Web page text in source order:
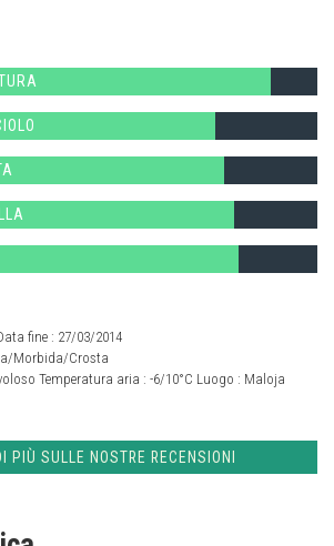
fine : 27/03/2014
Morbida/Crosta
Temperatura aria : -6/10°C Luogo : Maloja
PIÙ SULLE NOSTRE RECENSIONI